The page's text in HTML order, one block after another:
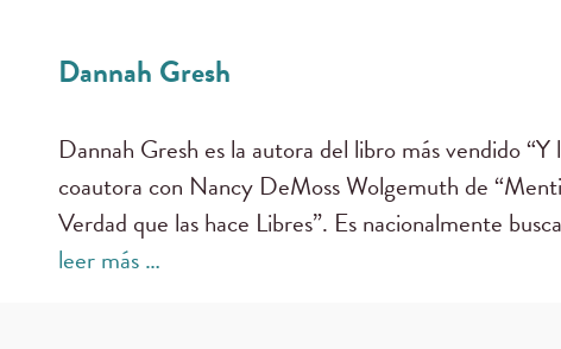
Dannah Gresh
Dannah Gresh es la autora del libro más vendido
coautora con Nancy DeMoss Wolgemuth de
Verdad que las hace Libres”. Es nacionalmente
leer más …